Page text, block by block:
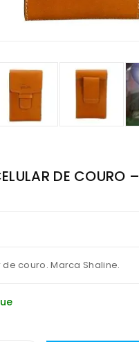
DE COURO –
couro. Marca Shaline.